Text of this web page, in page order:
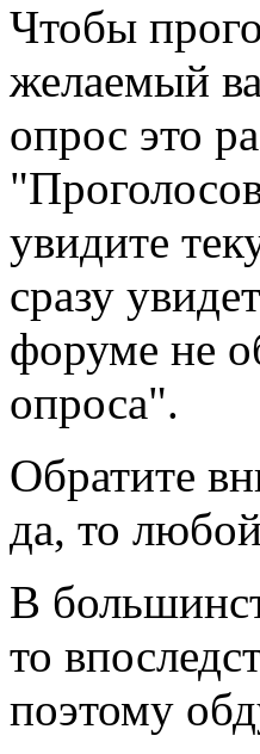
Чтобы
желаемый
опрос это
увидите
сразу
форуме не
опроса".
Обратите
да, то
В
то
поэтому